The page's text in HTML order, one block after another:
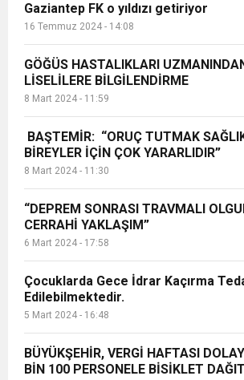
Gaziantep FK o yıldızı getiriyor
16 Temmuz 2024 - 14:08
GÖĞÜS HASTALIKLARI
LİSELİLERE BİLGİLENDİRME
8 Mart 2024 - 11:59
BAŞTEMİR: “ORUÇ TUTMAK
BİREYLER İÇİN ÇOK YARARLIDIR”
8 Mart 2024 - 11:30
“DEPREM SONRASI TRAVMALI
CERRAHİ YAKLAŞIM”
6 Mart 2024 - 17:58
Çocuklarda Gece İdrar Kaçırma
Edilebilmektedir.
5 Mart 2024 - 16:48
BÜYÜKŞEHİR, VERGİ HAFTASI
BİN 100 PERSONELE BİSİKLET